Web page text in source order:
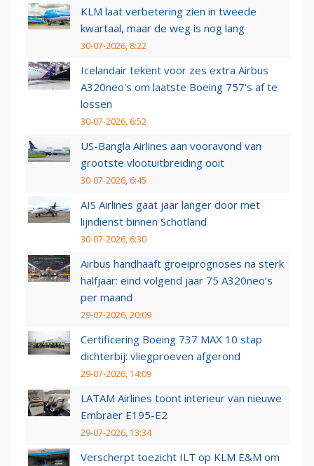
KLM laat verbetering zien in tweede
kwartaal, maar de weg is nog lang
30-07-2026, 8:22
Icelandair tekent voor zes extra Airbus
A320neo's om laatste Boeing 757's af te
lossen
30-07-2026, 6:52
US-Bangla Airlines aan vooravond van
grootste vlootuitbreiding ooit
30-07-2026, 6:45
AIS Airlines gaat jaar langer door met
lijndienst binnen Schotland
30-07-2026, 6:30
Airbus handhaaft groeiprognoses na sterk
halfjaar: eind volgend jaar 75 A320neo’s
per maand
29-07-2026, 20:09
Certificering Boeing 737 MAX 10 stap
dichterbij: vliegproeven afgerond
29-07-2026, 14:09
LATAM Airlines toont interieur van nieuwe
Embraer E195-E2
29-07-2026, 13:34
Verscherpt toezicht ILT op KLM E&M om